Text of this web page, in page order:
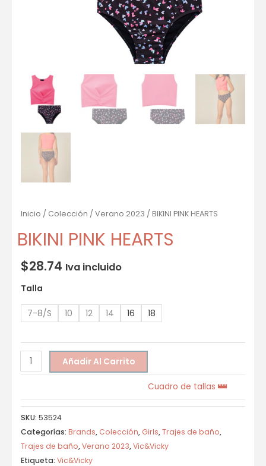
Inicio / Colección / Verano 2023 / BIKINI PINK HEARTS
BIKINI PINK HEARTS
$28.74 Iva incluido
Talla
7-8/S 10 12 14 16 18
Añadir Al Carrito
Cuadro de tallas
SKU: 53524
Categorías: Brands, Colección, Girls,Trajes de baño,
Trajes de baño,Verano 2023,Vic&Vicky
Etiqueta: Vic&Vicky